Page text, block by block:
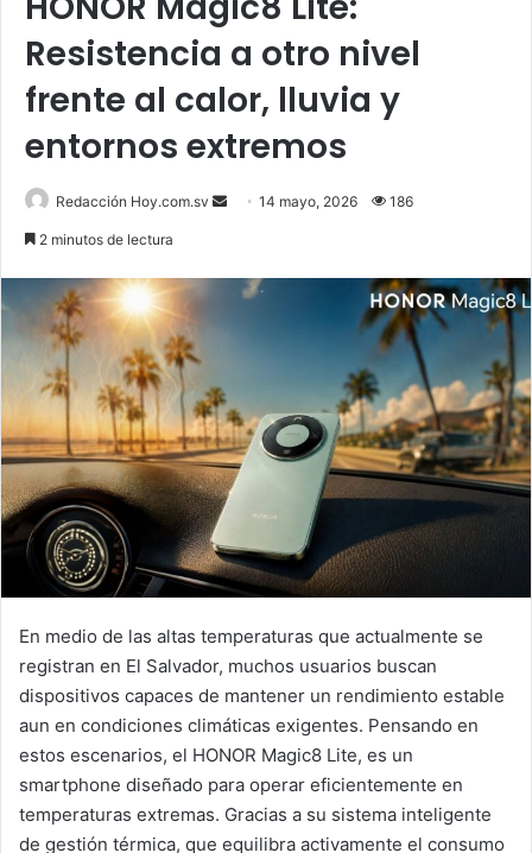
Resistencia a otro nivel
frente al calor, lluvia y
entornos extremos
Redacción Hoy.com.sv
Send14 mayo, 2026 186
2 minutos de lectura
En medio de las altas temperaturas que actualmente se
registran en El Salvador, muchos usuarios buscan
dispositivos capaces de mantener un rendimiento estable
aun en condiciones climáticas exigentes. Pensando en
estos escenarios, el HONOR Magic8 Lite, es un
smartphone diseñado para operar eficientemente en
temperaturas extremas. Gracias a su sistema inteligente
de gestión térmica, que equilibra activamente el consumo